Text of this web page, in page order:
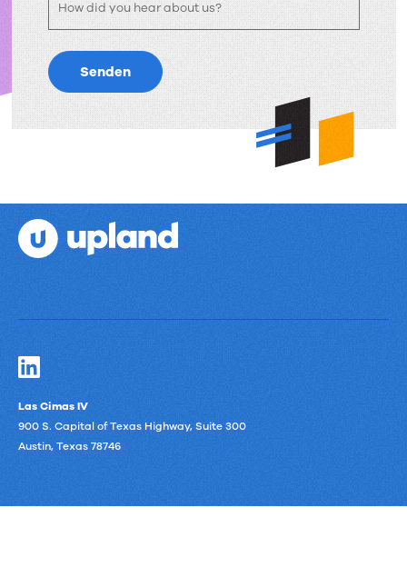
Senden
Las Cimas IV
900 S. Capital of Texas Highway, Suite 300
Austin, Texas 78746